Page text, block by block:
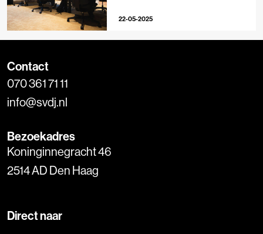
22-05-2025
Contact
070 361 71 11
info@svdj.nl
Bezoekadres
Koninginnegracht 46
2514 AD Den Haag
Direct naar